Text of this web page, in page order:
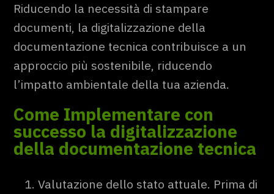
Riducendo la necessità di stampare
documenti, la digitalizzazione della
documentazione tecnica contribuisce a un
approccio più sostenibile, riducendo
l’impatto ambientale della tua azienda.
Come Implementare con
successo la digitalizzazione
della documentazione tecnica
Valutazione dello stato attuale. Prima di